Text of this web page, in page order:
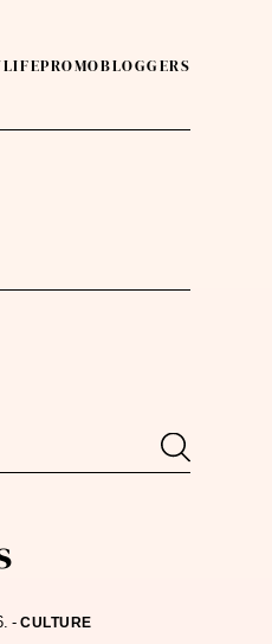
LIFEPROMOBLOGGERS
Search
-CULTURE